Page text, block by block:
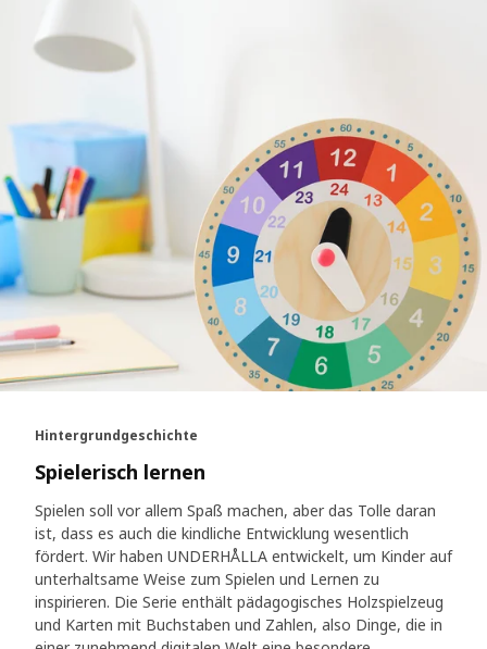
Hintergrundgeschichte
Spielerisch lernen
Spielen soll vor allem Spaß machen, aber das Tolle daran
ist, dass es auch die kindliche Entwicklung wesentlich
fördert. Wir haben UNDERHÅLLA entwickelt, um Kinder auf
unterhaltsame Weise zum Spielen und Lernen zu
inspirieren. Die Serie enthält pädagogisches Holzspielzeug
und Karten mit Buchstaben und Zahlen, also Dinge, die in